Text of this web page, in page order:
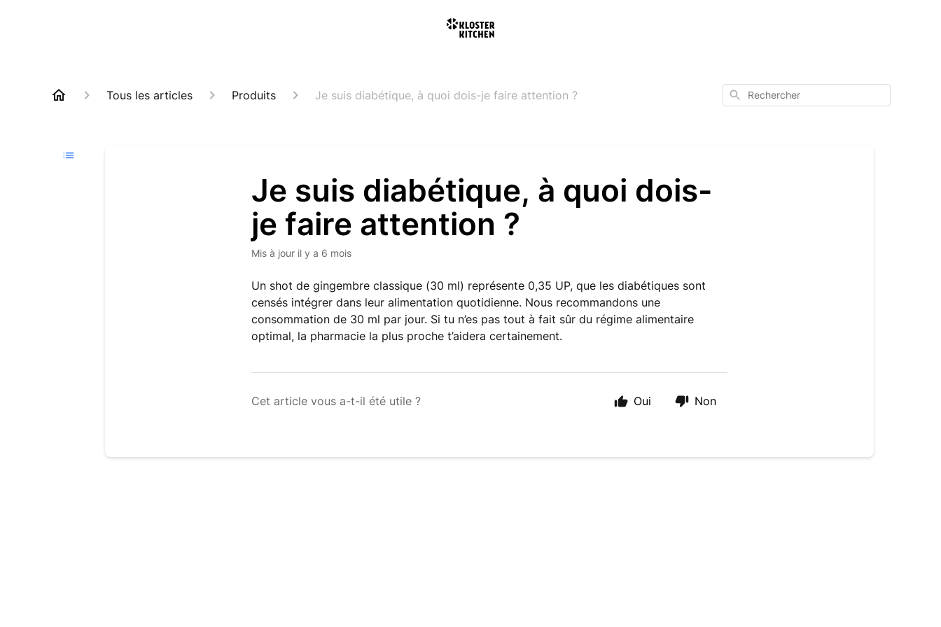
Tous les articles Produits Je suis diabétique, à quoi dois-je faire attention ? Rechercher
Je suis diabétique, à quoi dois-
je faire attention ?
Mis à jour il y a 6 mois
Un shot de gingembre classique (30 ml) représente 0,35 UP, que les diabétiques sont
censés intégrer dans leur alimentation quotidienne. Nous recommandons une
consommation de 30 ml par jour. Si tu n’es pas tout à fait sûr du régime alimentaire
optimal, la pharmacie la plus proche t’aidera certainement.
Cet article vous a-t-il été utile ? Oui Non